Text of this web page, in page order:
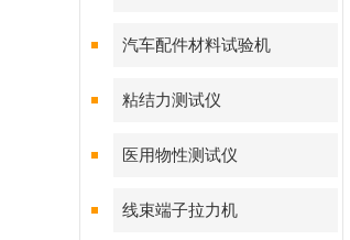
汽车配件材料试验机
粘结力测试仪
医用物性测试仪
线束端子拉力机